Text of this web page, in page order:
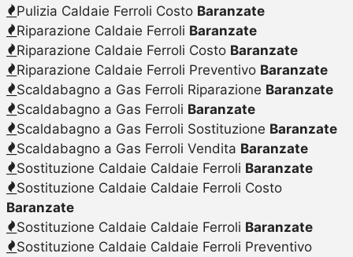
Pulizia Caldaie Ferroli Costo Baranzate
Riparazione Caldaie Ferroli Baranzate
Riparazione Caldaie Ferroli Costo Baranzate
Riparazione Caldaie Ferroli Preventivo Baranzate
Scaldabagno a Gas Ferroli Riparazione Baranzate
Scaldabagno a Gas Ferroli Baranzate
Scaldabagno a Gas Ferroli Sostituzione Baranzate
Scaldabagno a Gas Ferroli Vendita Baranzate
Sostituzione Caldaie Caldaie Ferroli Baranzate
Sostituzione Caldaie Caldaie Ferroli Costo
Baranzate
Sostituzione Caldaie Caldaie Ferroli Baranzate
Sostituzione Caldaie Caldaie Ferroli Preventivo